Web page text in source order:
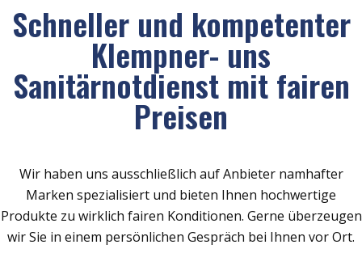
Schneller und kompetenter
Klempner- uns
Sanitärnotdienst mit fairen
Preisen
Wir haben uns ausschließlich auf Anbieter namhafter
Marken spezialisiert und bieten Ihnen hochwertige
Produkte zu wirklich fairen Konditionen. Gerne überzeugen
wir Sie in einem persönlichen Gespräch bei Ihnen vor Ort.